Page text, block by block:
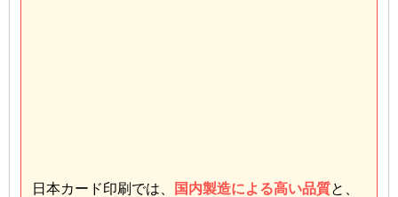
日本カード印刷では、 国内製造による高い品質と、